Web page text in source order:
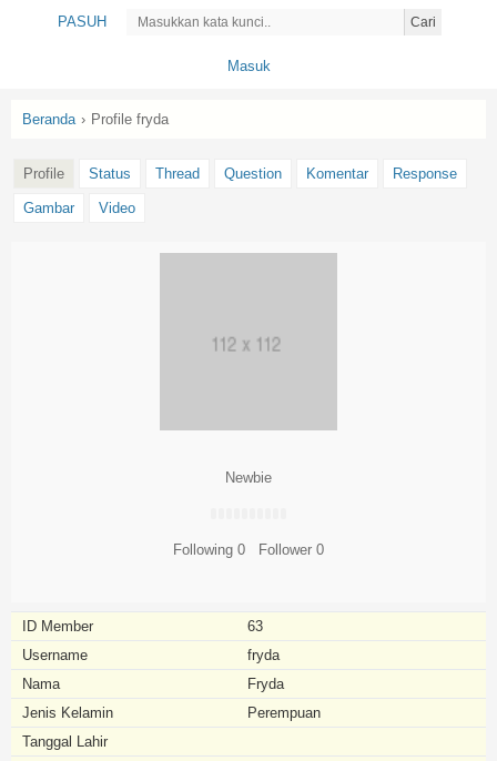
PASUH Cari
Masuk
Beranda › Profile fryda
Profile Status Thread Question Komentar Response
Gambar Video
Newbie
Following 0 Follower 0
ID Member
63
Username
fryda
Nama
Fryda
Jenis Kelamin
Perempuan
Tanggal Lahir